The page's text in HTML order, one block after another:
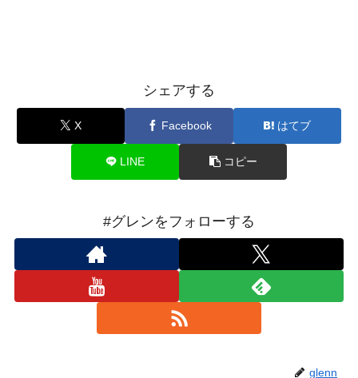
シェアする
X Facebook はてブ
LINE コピー
#グレンをフォローする
glenn